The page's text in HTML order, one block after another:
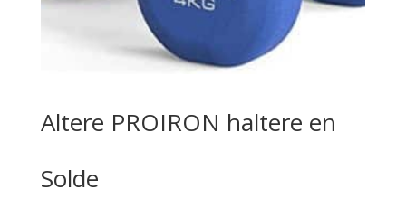
Altere PROIRON haltere en
Solde